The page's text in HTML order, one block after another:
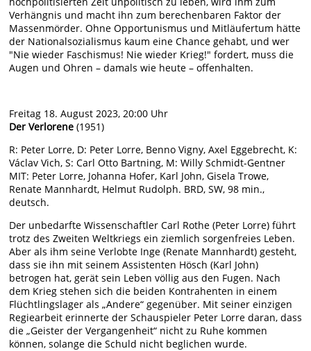
Verhängnis und macht ihn zum berechenbaren Faktor der
Massenmörder. Ohne Opportunismus und Mitläufertum hätte
der Nationalsozialismus kaum eine Chance gehabt, und wer
"Nie wieder Faschismus! Nie wieder Krieg!" fordert, muss die
Augen und Ohren – damals wie heute – offenhalten.
Freitag 18. August 2023, 20:00 Uhr
Der Verlorene (1951)
R: Peter Lorre, D: Peter Lorre, Benno Vigny, Axel Eggebrecht, K:
Václav Vich, S: Carl Otto Bartning, M: Willy Schmidt-Gentner
MIT: Peter Lorre, Johanna Hofer, Karl John, Gisela Trowe,
Renate Mannhardt, Helmut Rudolph. BRD, SW, 98 min.,
deutsch.
Der unbedarfte Wissenschaftler Carl Rothe (Peter Lorre) führt
trotz des Zweiten Weltkriegs ein ziemlich sorgenfreies Leben.
Aber als ihm seine Verlobte Inge (Renate Mannhardt) gesteht,
dass sie ihn mit seinem Assistenten Hösch (Karl John)
betrogen hat, gerät sein Leben völlig aus den Fugen. Nach
dem Krieg stehen sich die beiden Kontrahenten in einem
Flüchtlingslager als „Andere“ gegenüber. Mit seiner einzigen
Regiearbeit erinnerte der Schauspieler Peter Lorre daran, dass
die „Geister der Vergangenheit“ nicht zu Ruhe kommen
können, solange die Schuld nicht beglichen wurde.